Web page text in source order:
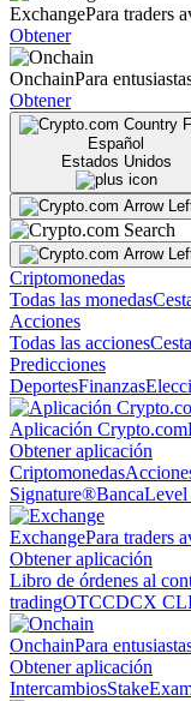
ExchangePara traders
Obtener
OnchainPara
Obtener
Español
Estados Unidos
Criptomonedas
Todas las monedas
Acciones
Todas las acciones
Predicciones
DeportesFinanzas
Aplicación Crypto.com
Obtener aplicación
Criptomonedas
Signature®Banca
ExchangePara traders
Obtener aplicación
Libro de órdenes al
tradingOTCCDCX
OnchainPara
Obtener aplicación
IntercambiosStake